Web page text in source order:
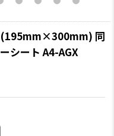
(195mm×300mm) 同
シート A4-AGX